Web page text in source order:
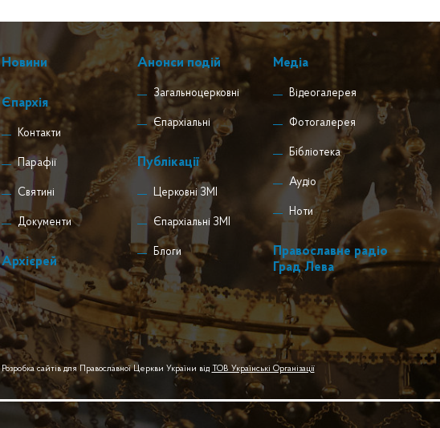
Новини
Єпархія
Контакти
Парафії
Святині
Документи
Архієрей
Анонси подій
Загальноцерковні
Єпархіальні
Публікації
Церковні ЗМІ
Єпархіальні ЗМІ
Блоги
Медіа
Відеогалерея
Фотогалерея
Бібліотека
Аудіо
Ноти
Православне радіо
Град Лева
Розробка сайтів для Православної Церкви України від ТОВ Українські Організації